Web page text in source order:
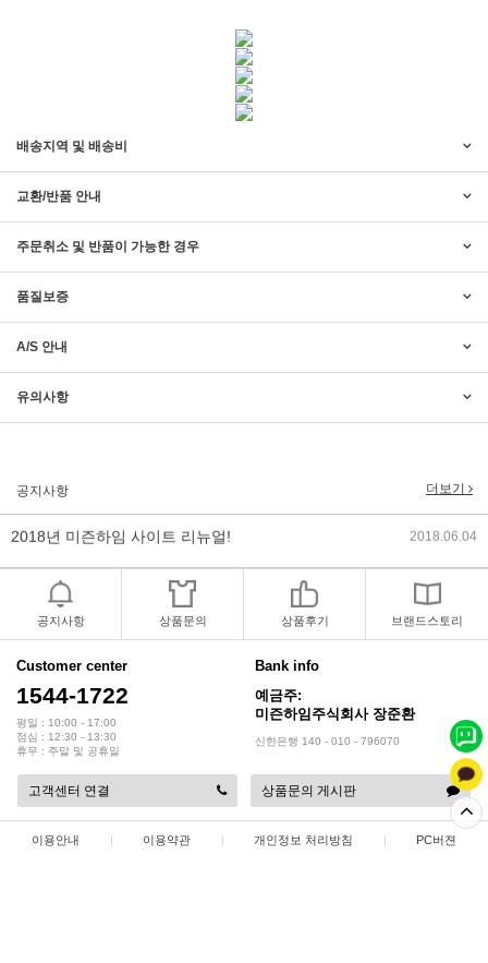
배송지역 및 배송비
교환/반품 안내
주문취소 및 반품이 가능한 경우
품질보증
A/S 안내
유의사항
공지사항 더보기
2017년 미즌하임 리뉴얼 2017.03.06
2018년 미즌하임 사이트 리뉴얼! 2018.06.04
2018년 야휴회 공지[상담/배송조..
2018년 모바일샵 리뉴얼 업데이.. 2018.04.10
2019년 설 명절 배송지연 안내 2019.01.23
공지사항 상품문의 상품후기 브랜드스토리
Customer center
1544-1722
평일 : 10:00 - 17:00
점심 : 12:30 - 13:30
휴무 : 주말 및 공휴일
Bank info
예금주:
미즌하임주식회사 장준환
신한은행 140 - 010 - 796070
고객센터 연결 상품문의 게시판
이용안내 | 이용약관 | 개인정보 처리방침 | PC버젼